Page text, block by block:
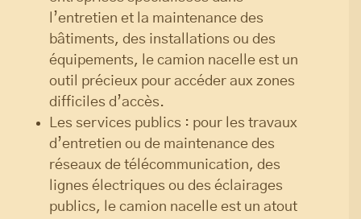
l’entretien et la maintenance des
bâtiments, des installations ou des
équipements, le camion nacelle est un
outil précieux pour accéder aux zones
difficiles d’accès.
Les services publics : pour les travaux
d’entretien ou de maintenance des
réseaux de télécommunication, des
lignes électriques ou des éclairages
publics, le camion nacelle est un atout